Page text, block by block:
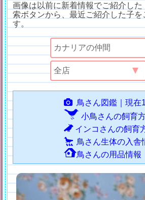
画像は以前に新着情報でご紹介した
索ボタンから、最近ご紹介した子を
す。
鳥さん図鑑｜現在
小鳥さんの飼育
インコさんの飼育
鳥さん生体の入舎
鳥さんの用品情報